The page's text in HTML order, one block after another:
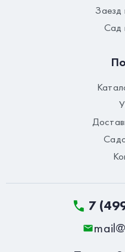
Заезд
Сад
7